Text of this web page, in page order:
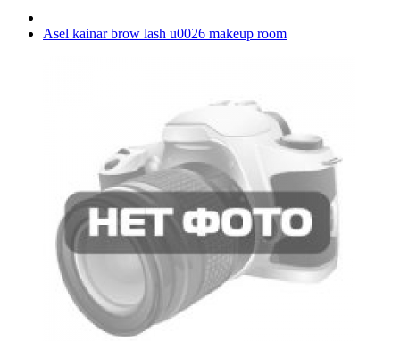
Asel kainar brow lash u0026 makeup room